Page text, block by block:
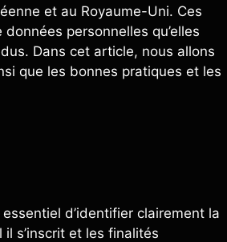
et au Royaume-Uni. Ces
personnelles qu’elles
Dans cet article, nous allons
que les bonnes pratiques et les
d’identifier clairement la
s’inscrit et les finalités